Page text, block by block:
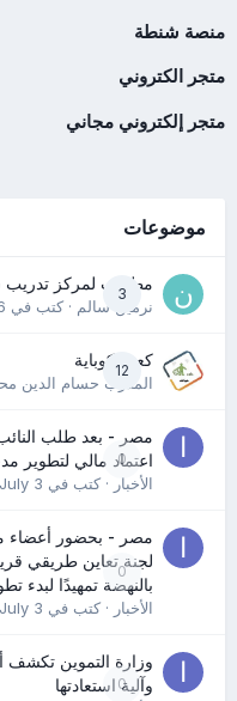
منصة شنطة
متجر الكتروني
متجر إلكتروني مجاني
موضوعات
3
مطلوب لمركز
نرمين سالم· كتب في
12
كعب كوباية
المدرب حسام الدين
0
مصر - بعد طلب النائب
اعتماد مالي لتطوير
الأخبار· كتب في July 3
0
مصر - بحضور أعضاء
لجنة تعاين طريقي
بالنهضة تمهيدًا لبدء
الأخبار· كتب في July 3
0
وزارة التموين تكشف
وآلية استعادتها